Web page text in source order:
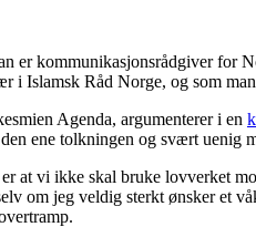
er kommunikasjonsrådgiver for
i Islamsk Råd Norge, og som
Agenda, argumenterer i en
ene tolkningen og svært uenig
at vi ikke skal bruke lovverket
om jeg veldig sterkt ønsker et